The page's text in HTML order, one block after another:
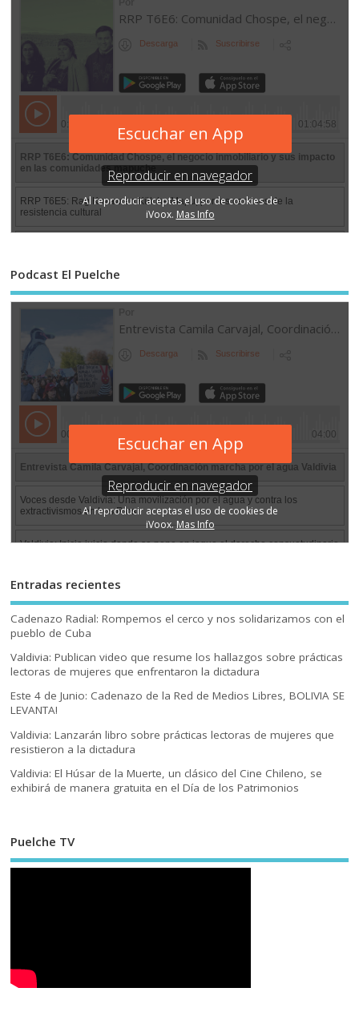
Podcast El Puelche
Entradas recientes
Cadenazo Radial: Rompemos el cerco y nos solidarizamos con el
pueblo de Cuba
Valdivia: Publican video que resume los hallazgos sobre prácticas
lectoras de mujeres que enfrentaron la dictadura
Este 4 de Junio: Cadenazo de la Red de Medios Libres, BOLIVIA SE
LEVANTA!
Valdivia: Lanzarán libro sobre prácticas lectoras de mujeres que
resistieron a la dictadura
Valdivia: El Húsar de la Muerte, un clásico del Cine Chileno, se
exhibirá de manera gratuita en el Día de los Patrimonios
Puelche TV